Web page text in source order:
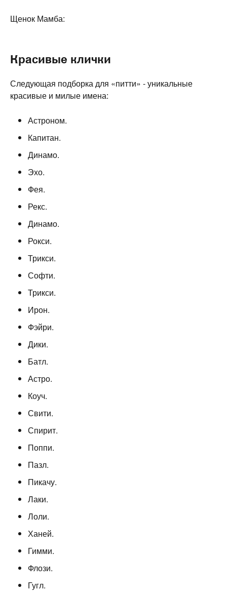
Щенок Мамба:
Красивые клички
Следующая подборка для «питти» - уникальные
красивые и милые имена:
Астроном.
Капитан.
Динамо.
Эхо.
Фея.
Рекс.
Динамо.
Рокси.
Трикси.
Софти.
Трикси.
Ирон.
Фэйри.
Дики.
Батл.
Астро.
Коуч.
Свити.
Спирит.
Поппи.
Пазл.
Пикачу.
Лаки.
Лоли.
Ханей.
Гимми.
Флози.
Гугл.